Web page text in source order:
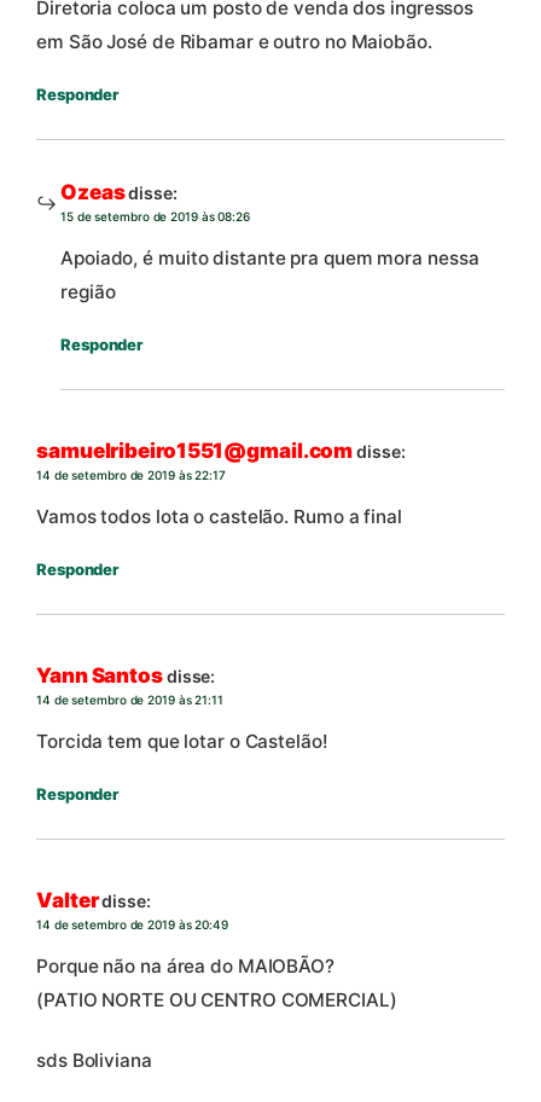
Diretoria coloca um posto de venda dos ingressos
em São José de Ribamar e outro no Maiobão.
Responder
Ozeasdisse:
15 de setembro de 2019 às 08:26
Apoiado, é muito distante pra quem mora nessa
região
Responder
samuelribeiro1551@gmail.comdisse:
14 de setembro de 2019 às 22:17
Vamos todos lota o castelão. Rumo a final
Responder
Yann Santosdisse:
14 de setembro de 2019 às 21:11
Torcida tem que lotar o Castelão!
Responder
Valterdisse:
14 de setembro de 2019 às 20:49
Porque não na área do MAIOBÃO?
(PATIO NORTE OU CENTRO COMERCIAL)
sds Boliviana